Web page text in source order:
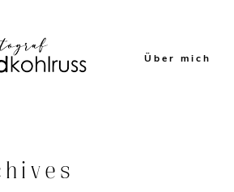
Über mich